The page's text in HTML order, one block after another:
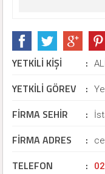
YETKİLİ KİŞİ :
YETKİLİ GÖREV :
FİRMA SEHİR :
FİRMA ADRES :
TELEFON :